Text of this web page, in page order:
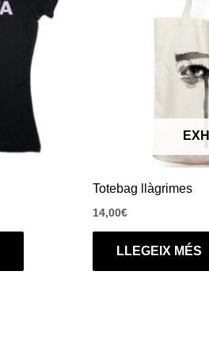
variants.
Les
opcions
poden
triar
producte
Totebag llàgrimes
14,00€
LLEGEIX MÉS